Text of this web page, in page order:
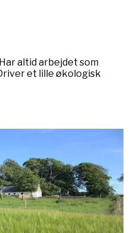
altid arbejdet som
et lille økologisk